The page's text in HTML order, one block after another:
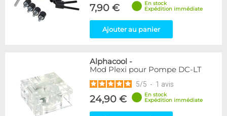
7,90 €
En stock
Expédition immédiate
Ajouter au panier
Alphacool -
Mod Plexi pour Pompe DC-LT
5/5 - 1 avis
24,90 €
En stock
Expédition immédiate